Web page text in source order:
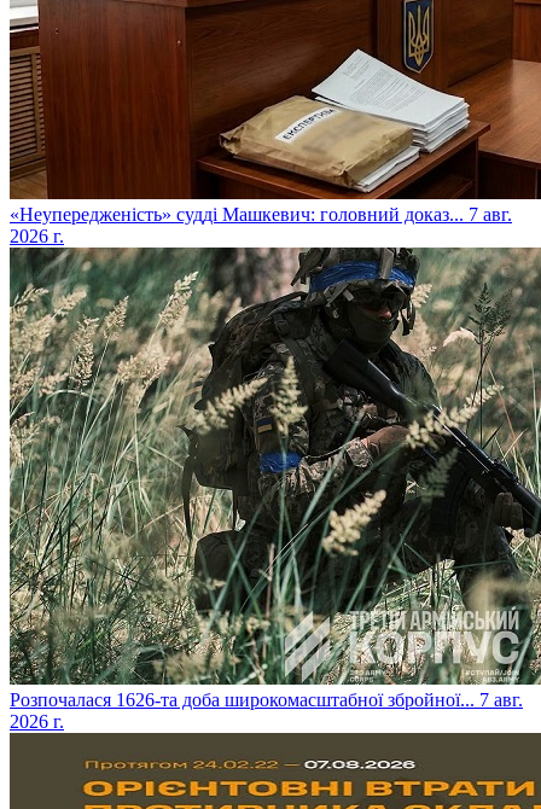
​«Неупередженість» судді Машкевич: головний доказ... 7 авг.
2026 г.
​Розпочалася 1626-та доба широкомасштабної збройної... 7 авг.
2026 г.